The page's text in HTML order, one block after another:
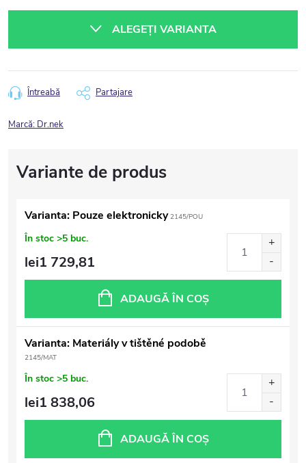
ALEGEŢI VARIANTA
Întreabă Partajare
Marcă: Dr.nek
Varianta: Pouze elektronicky2145/POU
În stoc >5 buc.
lei1 729,81
ADAUGĂ ÎN COŞ
Varianta: Materiály v tištěné podobě
2145/MAT
În stoc >5 buc.
lei1 838,06
ADAUGĂ ÎN COŞ